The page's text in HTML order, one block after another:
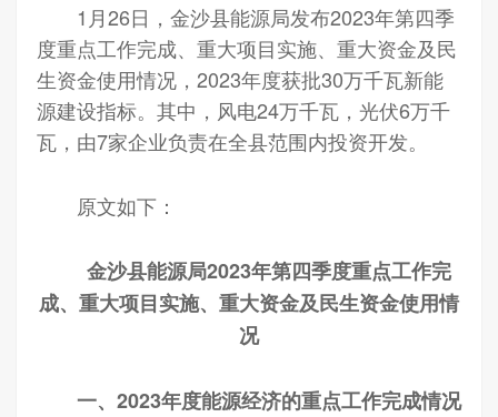
1月26日，金沙县能源局发布2023年第四季
度重点工作完成、重大项目实施、重大资金及民
生资金使用情况，2023年度获批30万千瓦新能
源建设指标。其中，风电24万千瓦，光伏6万千
瓦，由7家企业负责在全县范围内投资开发。
原文如下：
金沙县能源局2023年第四季度重点工作完
成、重大项目实施、重大资金及民生资金使用情
况
一、2023年度能源经济的重点工作完成情况